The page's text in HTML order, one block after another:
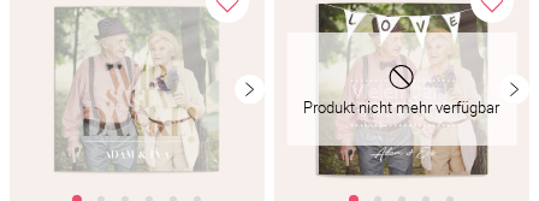
Produkt nicht mehr verfügbar